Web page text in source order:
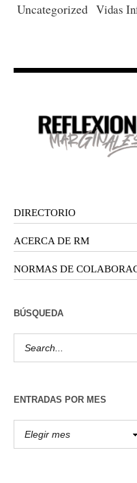
Uncategorized Vidas
DIRECTORIO
ACERCA DE RM
NORMAS DE
BÚSQUEDA
ENTRADAS POR MES